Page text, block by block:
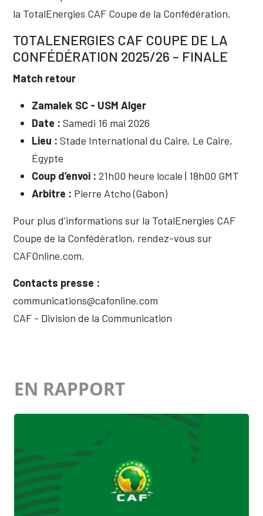
la TotalEnergies CAF Coupe de la Confédération.
TOTALENERGIES CAF COUPE DE LA
CONFÉDÉRATION 2025/26 – FINALE
Match retour
Zamalek SC - USM Alger
Date : Samedi 16 mai 2026
Lieu : Stade International du Caire, Le Caire,
Égypte
Coup d’envoi : 21h00 heure locale | 18h00 GMT
Arbitre : Pierre Atcho (Gabon)
Pour plus d’informations sur la TotalEnergies CAF
Coupe de la Confédération, rendez-vous sur
CAFOnline.com.
Contacts presse :
communications@cafonline.com
CAF - Division de la Communication
EN RAPPORT